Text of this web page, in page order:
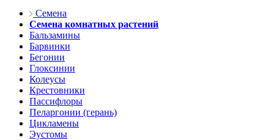
Семена
Семена комнатных растений
Бальзамины
Барвинки
Бегонии
Глоксинии
Колеусы
Крестовники
Пассифлоры
Пеларгонии (герань)
Цикламены
Эустомы